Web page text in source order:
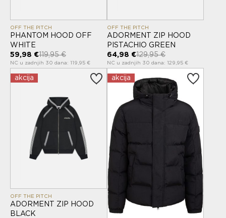
OFF THE PITCH
PHANTOM HOOD OFF
WHITE
59,98 €119,95 €
NC u zadnjih 30 dana: 119,95 €
OFF THE PITCH
ADORMENT ZIP HOOD
PISTACHIO GREEN
64,98 €129,95 €
NC u zadnjih 30 dana: 129,95 €
akcija
OFF THE PITCH
ADORMENT ZIP HOOD
BLACK
akcija